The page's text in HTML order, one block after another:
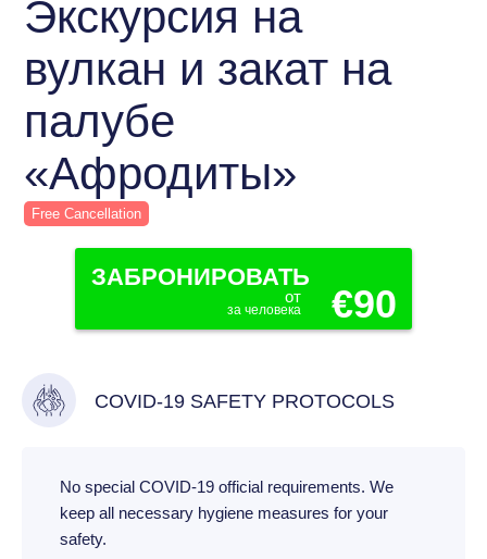
Экскурсия на
вулкан и закат на
палубе
«Афродиты»
Free Cancellation
от €90
за человека
ЗАБРОНИРОВАТЬ
COVID-19 SAFETY PROTOCOLS
No special COVID-19 official requirements. We
keep all necessary hygiene measures for your
safety.